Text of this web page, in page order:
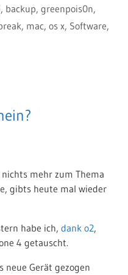
, backup, greenpois0n,
, mac, os x, Software,
mehr zum Thema
gibts heute mal wieder
habe ich, dank o2,
4 getauscht.
neue Gerät gezogen